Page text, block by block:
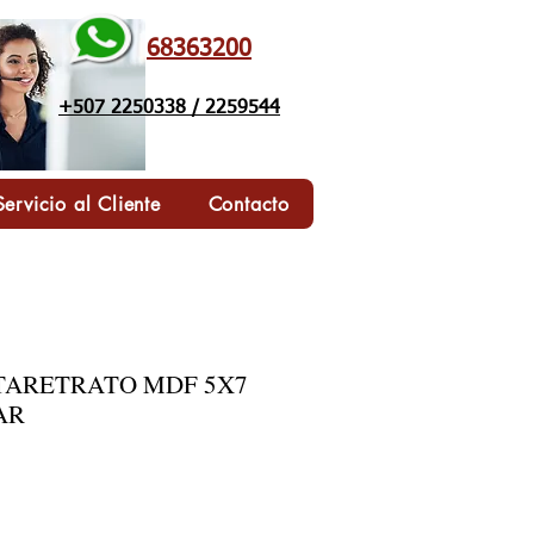
68363200
+507 2250338 / 2259544
al Cliente Contacto
MDF 5X7